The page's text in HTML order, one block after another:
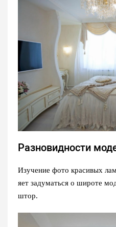
Разновидности
Изучение фото красивых
яет задуматься о широте
штор.